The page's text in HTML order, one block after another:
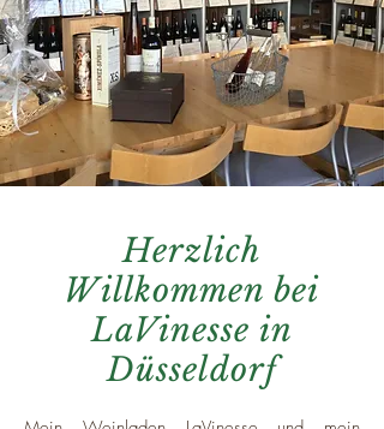
Herzlich
Willkommen bei
LaVinesse in
Düsseldorf